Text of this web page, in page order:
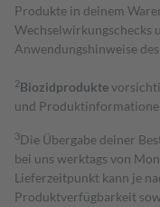
Produkte in deinem
Wechselwirkungschecks
Anwendungshinweise
2Biozidprodukte
und
3Die Übergabe deiner
bei uns werktags von
Lieferzeitpunkt kann je
Produktverfügbarkeit